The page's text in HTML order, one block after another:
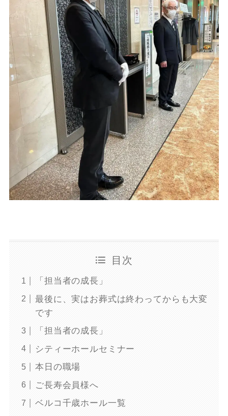
目次
「担当者の成長」
最後に、実はお葬式は終わってからも大変
です
「担当者の成長」
シティーホールセミナー
本日の職場
ご長寿会員様へ
ベルコ千歳ホール一覧